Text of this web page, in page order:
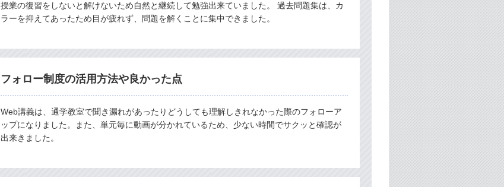
授業の復習をしないと解けないため自然と継続して勉強出来ていました。 過去問題集は、カ
ラーを抑えてあったため目が疲れず、問題を解くことに集中できました。
フォロー制度の活用方法や良かった点
Web講義は、通学教室で聞き漏れがあったりどうしても理解しきれなかった際のフォローア
ップになりました。また、単元毎に動画が分かれているため、少ない時間でサクッと確認が
出来きました。